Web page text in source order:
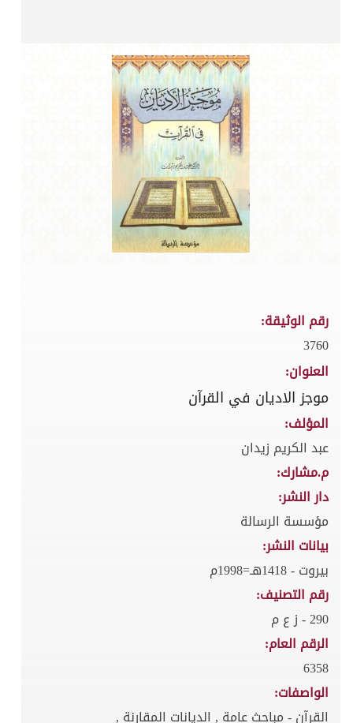
رقم الوثيقة:
3760
العنوان:
موجز الاديان في القرآن
المؤلف:
عبد الكريم زيدان
م.مشارك:
دار النشر:
مؤسسة الرسالة
بيانات النشر:
بيروت - 1418هـ=1998م
رقم التصنيف:
290 - ز ع م
الرقم العام:
6358
الواصفات:
القرآن - مباحث عامة , الديانات المقارنة ,